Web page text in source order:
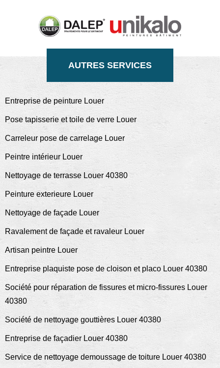
AUTRES SERVICES
Entreprise de peinture Louer
Pose tapisserie et toile de verre Louer
Carreleur pose de carrelage Louer
Peintre intérieur Louer
Nettoyage de terrasse Louer 40380
Peinture exterieure Louer
Nettoyage de façade Louer
Ravalement de façade et ravaleur Louer
Artisan peintre Louer
Entreprise plaquiste pose de cloison et placo Louer 40380
Société pour réparation de fissures et micro-fissures Louer
40380
Société de nettoyage gouttières Louer 40380
Entreprise de façadier Louer 40380
Service de nettoyage demoussage de toiture Louer 40380